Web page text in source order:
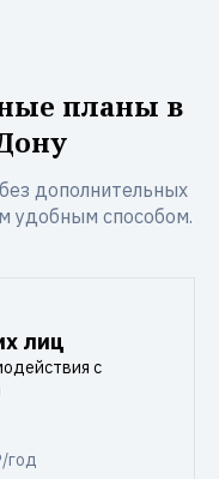
планы в
дополнительных
удобным способом.
лиц
с
год